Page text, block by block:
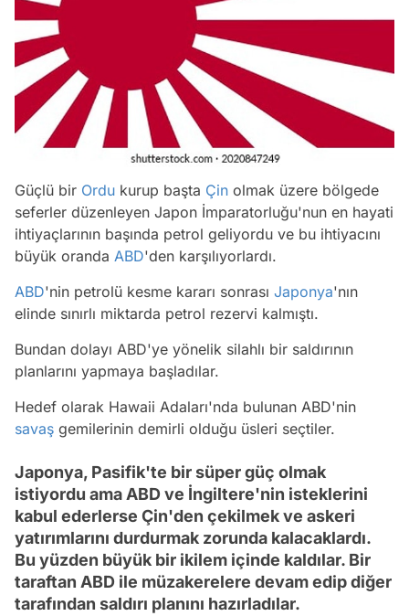
Güçlü bir Ordu kurup başta Çin olmak üzere bölgede
seferler düzenleyen Japon İmparatorluğu'nun en hayati
ihtiyaçlarının başında petrol geliyordu ve bu ihtiyacını
büyük oranda ABD'den karşılıyorlardı.
ABD'nin petrolü kesme kararı sonrası Japonya'nın
elinde sınırlı miktarda petrol rezervi kalmıştı.
Bundan dolayı ABD'ye yönelik silahlı bir saldırının
planlarını yapmaya başladılar.
Hedef olarak Hawaii Adaları'nda bulunan ABD'nin
savaş gemilerinin demirli olduğu üsleri seçtiler.
Japonya, Pasifik'te bir süper güç olmak
istiyordu ama ABD ve İngiltere'nin isteklerini
kabul ederlerse Çin'den çekilmek ve askeri
yatırımlarını durdurmak zorunda kalacaklardı.
Bu yüzden büyük bir ikilem içinde kaldılar. Bir
taraftan ABD ile müzakerelere devam edip diğer
tarafından saldırı planını hazırladılar.